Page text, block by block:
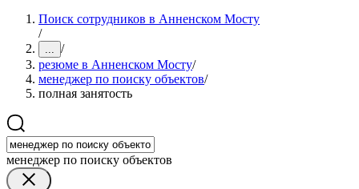
Поиск сотрудников в Анненском Мосту
/
... /
резюме в Анненском Мосту/
менеджер по поиску объектов/
полная занятость
менеджер по поиску объектов